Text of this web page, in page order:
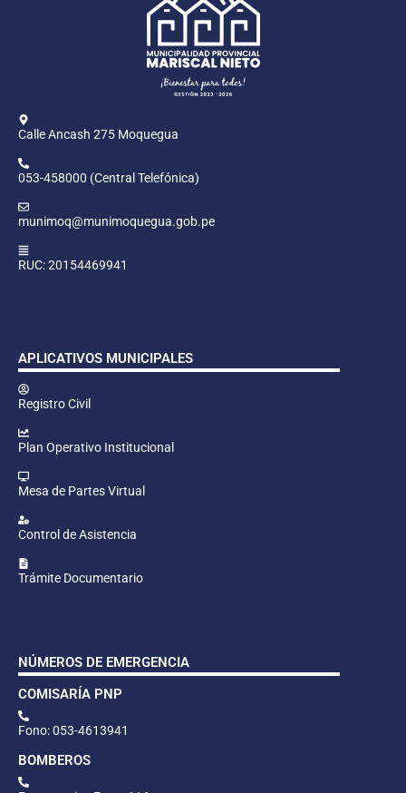
Calle Ancash 275 Moquegua
053-458000 (Central Telefónica)
munimoq@munimoquegua.gob.pe
RUC: 20154469941
APLICATIVOS MUNICIPALES
Registro Civil
Plan Operativo Institucional
Mesa de Partes Virtual
Control de Asistencia
Trámite Documentario
NÚMEROS DE EMERGENCIA
COMISARÍA PNP
Fono: 053-4613941
BOMBEROS